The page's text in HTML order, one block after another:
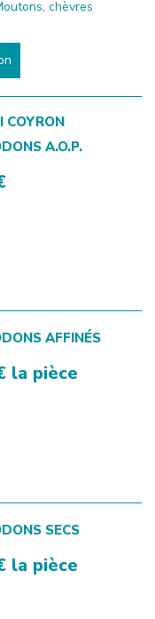
chèvres
COYRON
A.O.P.
AFFINÉS
la pièce
SECS
la pièce